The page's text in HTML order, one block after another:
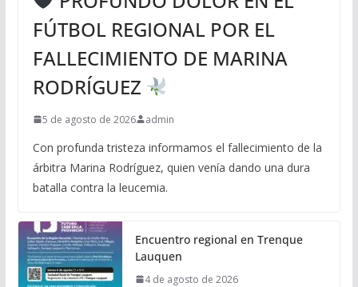
FÚTBOL REGIONAL POR EL
FALLECIMIENTO DE MARINA
RODRÍGUEZ
5 de agosto de 2026 admin
Con profunda tristeza informamos el fallecimiento de la
árbitra Marina Rodríguez, quien venía dando una dura
batalla contra la leucemia.
Encuentro regional en Trenque
Lauquen
4 de agosto de 2026